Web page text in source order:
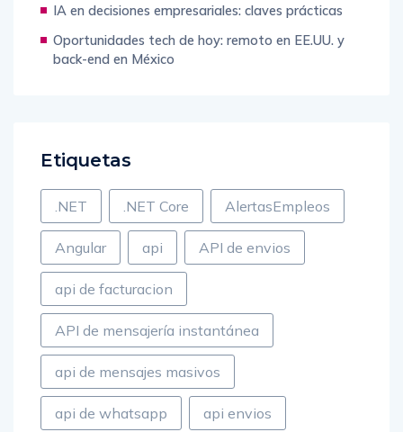
IA en decisiones empresariales: claves prácticas
Oportunidades tech de hoy: remoto en EE.UU. y
back-end en México
Etiquetas
.NET .NET Core AlertasEmpleos
Angular api API de envios
api de facturacion
API de mensajería instantánea
api de mensajes masivos
api de whatsapp api envios